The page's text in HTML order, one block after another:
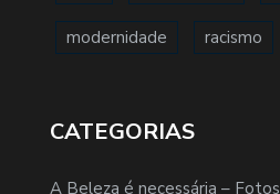
modernidade racismo
CATEGORIAS
A Beleza é necessária – Fotos